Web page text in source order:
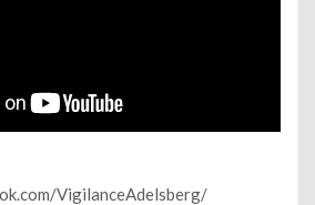
VigilanceAdelsberg/